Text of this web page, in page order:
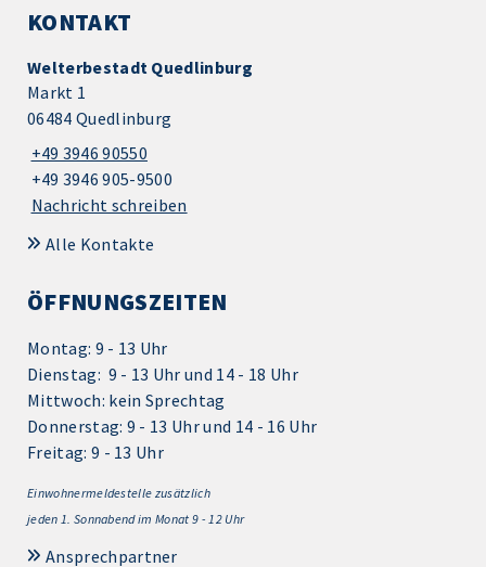
KONTAKT
Welterbestadt Quedlinburg
Markt 1
06484 Quedlinburg
+49 3946 90550
+49 3946 905-9500
Nachricht schreiben
Alle Kontakte
ÖFFNUNGSZEITEN
Montag: 9 - 13 Uhr
Dienstag: 9 - 13 Uhr und 14 - 18 Uhr
Mittwoch: kein Sprechtag
Donnerstag: 9 - 13 Uhr und 14 - 16 Uhr
Freitag: 9 - 13 Uhr
Einwohnermeldestelle zusätzlich
jeden 1. Sonnabend im Monat 9 - 12 Uhr
Ansprechpartner